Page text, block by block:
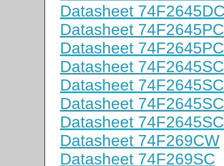
Datasheet
Datasheet
Datasheet
Datasheet 74F2645SC
Datasheet
Datasheet
Datasheet
Datasheet 74F269CW
Datasheet 74F269SC